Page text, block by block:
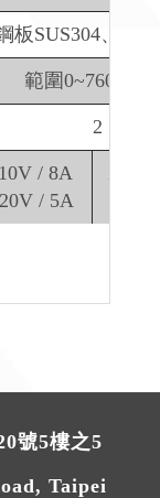
板SUS304、外
範圍
2
/ 8A
/ 5A
110V
號5樓之5
Taipei